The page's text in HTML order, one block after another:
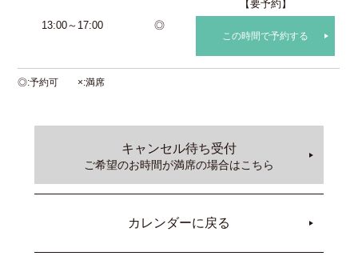
13:00～17:00 ◎
【要予約】
この時間で予約する
◎ 予約可 × 満席
キャンセル待ち受付
ご希望のお時間が満席の場合はこちら
カレンダーに戻る